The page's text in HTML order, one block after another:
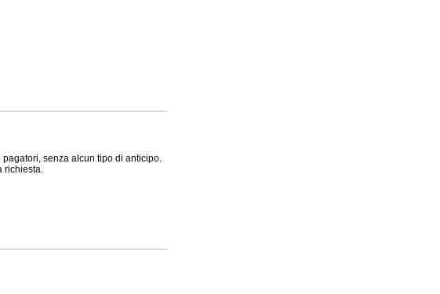
senza alcun tipo di anticipo.
richiesta.